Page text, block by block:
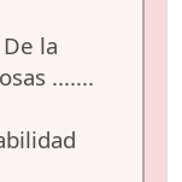
la
.......